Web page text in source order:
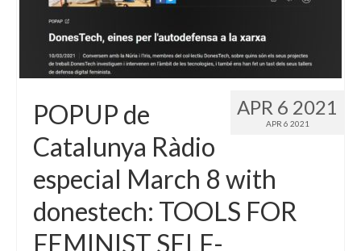
Language:
APR 6 2021
APR 6 2021
POPUP de
Catalunya Ràdio
especial March 8 with
donestech: TOOLS FOR
FEMINIST SELF-